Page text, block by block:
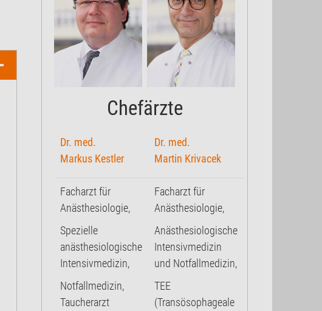
Chefärzte
Dr. med.
Markus Kestler
Dr. med.
Martin Krivacek
Facharzt für
Anästhesiologie,
Spezielle
anästhesiologische
Intensivmedizin,
Notfallmedizin,
Taucherarzt
Facharzt für
Anästhesiologie,
Anästhesiologische
Intensivmedizin
und Notfallmedizin,
TEE
(Transösophageale